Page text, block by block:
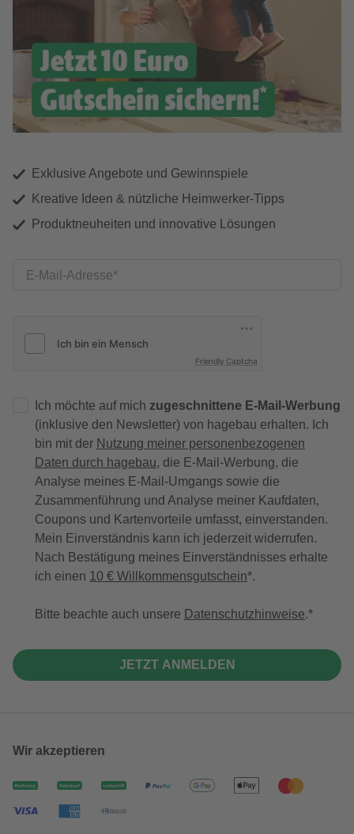
Exklusive Angebote und Gewinnspiele
Kreative Ideen & nützliche Heimwerker-Tipps
Produktneuheiten und innovative Lösungen
E-Mail-Adresse
Friendly Captcha
Ich möchte auf mich zugeschnittene E-Mail-Werbung
(inklusive den Newsletter) von hagebau erhalten. Ich
bin mit der Nutzung meiner personenbezogenen
Daten durch hagebau, die E-Mail-Werbung, die
Analyse meines E-Mail-Umgangs sowie die
Zusammenführung und Analyse meiner Kaufdaten,
Coupons und Kartenvorteile umfasst, einverstanden.
Mein Einverständnis kann ich jederzeit widerrufen.
Nach Bestätigung meines Einverständnisses erhalte
ich einen 10 € Willkommensgutschein*.
Bitte beachte auch unsere Datenschutzhinweise.
JETZT ANMELDEN
Wir akzeptieren